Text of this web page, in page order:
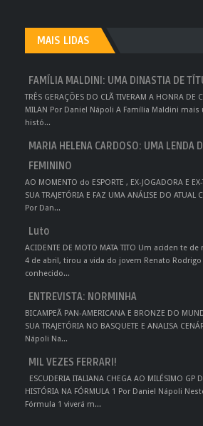
MAIS LIDAS
FAMÍLIA MALDINI: UMA DINASTIA DE
TRÊS GERAÇÕES DO CLÃ TIVERAM A HONRA DE
MILAN Por Daniel Nápoli A Família Maldini
histó...
MARIA HELENA CARDOSO: UMA LENDA
FEMININO
AO MOMENTO do ESPORTE , EX-JOGADORA E
SUA TRAJETÓRIA E FAZ UMA ANÁLISE DO ATUAL
Por Dan...
Luto
ACIDENTE DE MOTO MATA TITO Um aciden te
4 de abril, tirou a vida do jovem Renato
conhecido...
ENTREVISTA: NORMINHA
BICAMPEÃ PAN-AMERICANA E BRONZE DO
SUA TRAJETÓRIA NO BASQUETE E ANALISA
Nápoli Na...
MIL VEZES FERRARI!
ESCUDERIA ITALIANA CHEGA AO MILÉSIMO GP
HISTÓRIA NA FÓRMULA 1 Por Daniel Nápoli
Fórmula 1 viverá m...